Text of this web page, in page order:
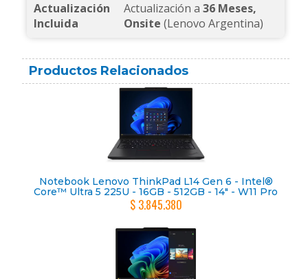
Actualización
Incluida
Actualización a 36 Meses,
Onsite (Lenovo Argentina)
Productos Relacionados
Notebook Lenovo ThinkPad L14 Gen 6 - Intel®
Core™ Ultra 5 225U - 16GB - 512GB - 14" - W11 Pro
$ 3.845.380